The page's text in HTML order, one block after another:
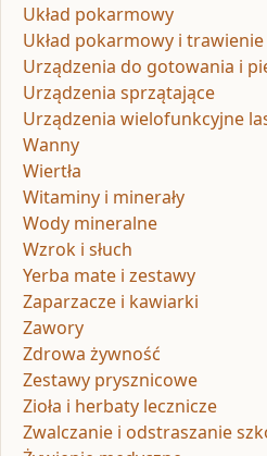
Układ pokarmowy
Układ pokarmowy i trawienie
Urządzenia do gotowania i
Urządzenia sprzątające
Urządzenia wielofunkcyjne
Wanny
Wiertła
Witaminy i minerały
Wody mineralne
Wzrok i słuch
Yerba mate i zestawy
Zaparzacze i kawiarki
Zawory
Zdrowa żywność
Zestawy prysznicowe
Zioła i herbaty lecznicze
Zwalczanie i odstraszanie